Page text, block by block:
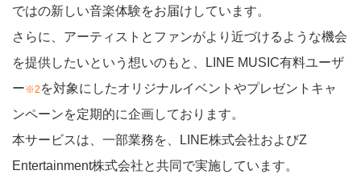
ではの新しい音楽体験をお届けしています。
さらに、アーティストとファンがより近づけるような機会
を提供したいという想いのもと、LINE MUSIC有料ユーザ
ー※2 を対象にしたオリジナルイベントやプレゼントキャ
ンペーンを定期的に企画しております。
本サービスは、一部業務を、LINE株式会社およびZ
Entertainment株式会社と共同で実施しています。